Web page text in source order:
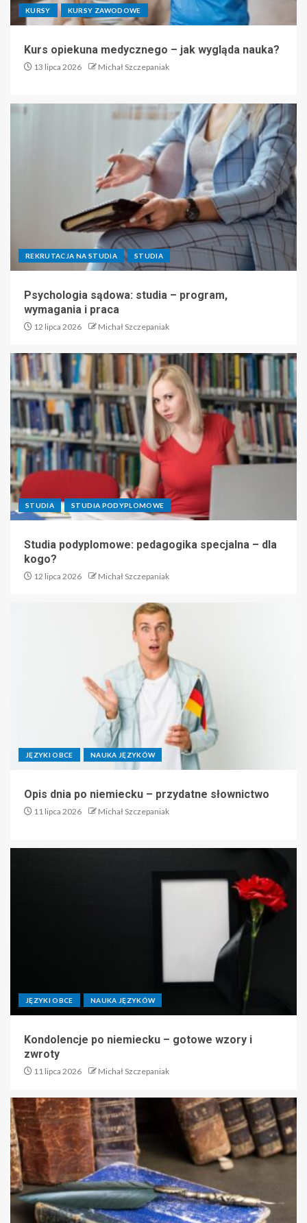
KURSY KURSY ZAWODOWE
Kurs opiekuna medycznego – jak wygląda nauka?
13 lipca 2026 Michał Szczepaniak
REKRUTACJA NA STUDIA STUDIA
Psychologia sądowa: studia – program,
wymagania i praca
12 lipca 2026 Michał Szczepaniak
STUDIA STUDIA PODYPLOMOWE
Studia podyplomowe: pedagogika specjalna – dla
kogo?
12 lipca 2026 Michał Szczepaniak
JĘZYKI OBCE NAUKA JĘZYKÓW
Opis dnia po niemiecku – przydatne słownictwo
11 lipca 2026 Michał Szczepaniak
JĘZYKI OBCE NAUKA JĘZYKÓW
Kondolencje po niemiecku – gotowe wzory i
zwroty
11 lipca 2026 Michał Szczepaniak